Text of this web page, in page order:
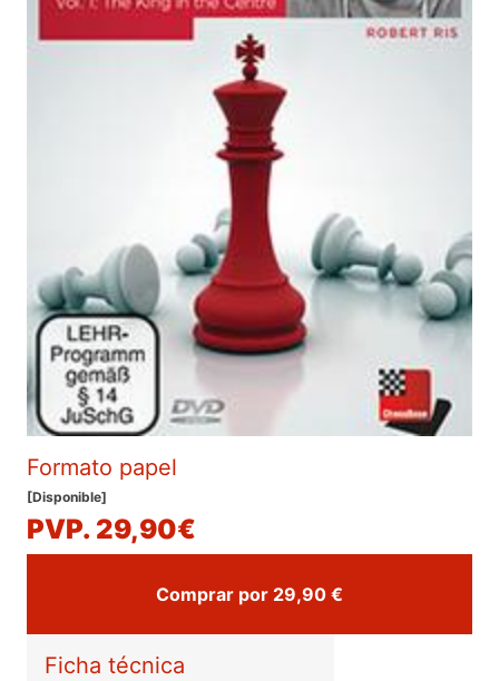
Formato papel
[Disponible]
PVP. 29,90€
Comprar por 29,90 €
Ficha técnica